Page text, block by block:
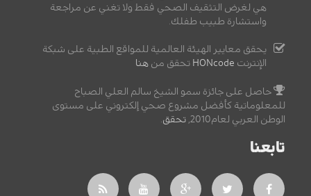
هي لغرض التثقيف الصحي فقط ولا تغني عن مراجعة
واستشارة طبيب طفلك.
يحقق معايير الهيئة العالمية للمواقع الطبية على شبكة
الإنترنت HONcode تحقق من هنا
حاصل على جائزة سمو الشيخ سالم العلي الصباح
للمعلوماتية كأفضل مشروع صحي إلكتروني على مستوى
الوطن العربي لعام2010,
تحقق
تابعنا